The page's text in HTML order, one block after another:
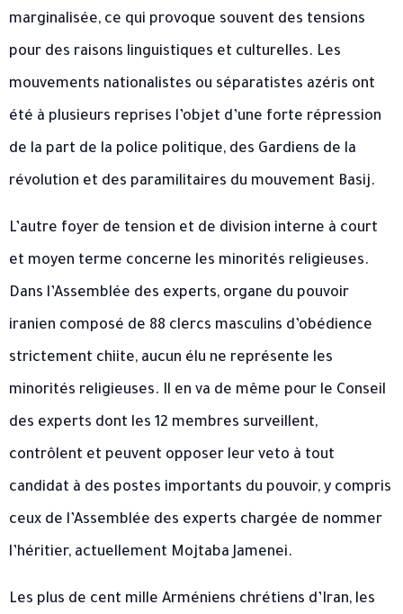
marginalisée, ce qui provoque souvent des tensions
pour des raisons linguistiques et culturelles. Les
mouvements nationalistes ou séparatistes azéris ont
été à plusieurs reprises l’objet d’une forte répression
de la part de la police politique, des Gardiens de la
révolution et des paramilitaires du mouvement Basij.
L’autre foyer de tension et de division interne à court
et moyen terme concerne les minorités religieuses.
Dans l’Assemblée des experts, organe du pouvoir
iranien composé de 88 clercs masculins d’obédience
strictement chiite, aucun élu ne représente les
minorités religieuses. Il en va de même pour le Conseil
des experts dont les 12 membres surveillent,
contrôlent et peuvent opposer leur veto à tout
candidat à des postes importants du pouvoir, y compris
ceux de l’Assemblée des experts chargée de nommer
l’héritier, actuellement Mojtaba Jamenei.
Les plus de cent mille Arméniens chrétiens d’Iran, les